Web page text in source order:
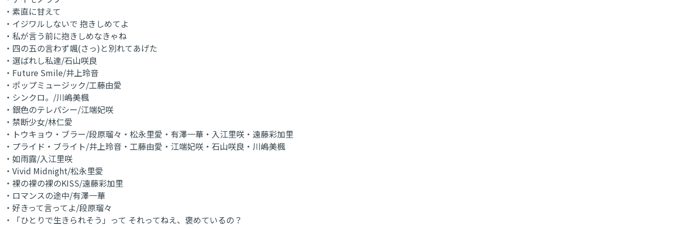
・素直に甘えて
・イジワルしないで 抱きしめてよ
・私が言う前に抱きしめなきゃね
・四の五の言わず颯(さっ)と別れてあげた
・選ばれし私達/石山咲良
・Future Smile/井上玲音
・ポップミュージック/工藤由愛
・シンクロ。/川嶋美楓
・銀色のテレパシー/江端妃咲
・禁断少女/林仁愛
・トウキョウ・ブラー/段原瑠々・松永里愛・有澤一華・入江里咲・遠藤彩加里
・プライド・ブライト/井上玲音・工藤由愛・江端妃咲・石山咲良・川嶋美楓
・如雨露/入江里咲
・Vivid Midnight/松永里愛
・裸の裸の裸のKISS/遠藤彩加里
・ロマンスの途中/有澤一華
・好きって言ってよ/段原瑠々
・「ひとりで生きられそう」って それってねえ、褒めているの？